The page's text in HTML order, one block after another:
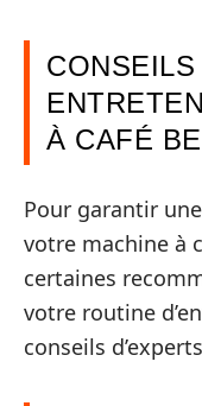
À CAFÉ
Pour garantir
votre machine à
certaines
votre routine
conseils